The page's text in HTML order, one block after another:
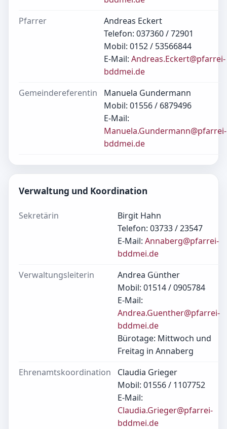
Pfarrer
Andreas Eckert
Telefon: 037360 / 72901
Mobil: 0152 / 53566844
E-Mail: Andreas.Eckert@pfarrei-
bddmei.de
Gemeindereferentin
Manuela Gundermann
Mobil: 01556 / 6879496
E-Mail:
Manuela.Gundermann@pfarrei-
bddmei.de
Verwaltung und Koordination
Sekretärin
Birgit Hahn
Telefon: 03733 / 23547
E-Mail: Annaberg@pfarrei-
bddmei.de
Verwaltungsleiterin
Andrea Günther
Mobil: 01514 / 0905784
E-Mail:
Andrea.Guenther@pfarrei-
bddmei.de
Bürotage: Mittwoch und
Freitag in Annaberg
Ehrenamtskoordination
Claudia Grieger
Mobil: 01556 / 1107752
E-Mail:
Claudia.Grieger@pfarrei-
bddmei.de